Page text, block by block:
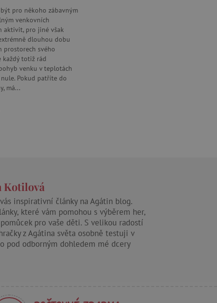
pro někoho zábavným
venkovních
aktivit, pro jiné však
dlouhou dobu
prostorech svého
každý totiž rád
venku v teplotách
Pokud patříte do
má...
Kotilová
inspirativní články na Agátin blog.
které vám pomohou s výběrem her,
pro vaše děti. S velikou radostí
z Agátina světa osobně testuji v
pod odborným dohledem mé dcery
mezi lidmi a
možné podávat
stránek.
mezi lidmi a
bylo možné podávat
stránek.
zajišťuje hledání na
identifikaci zařízení,
aby sledovala používání